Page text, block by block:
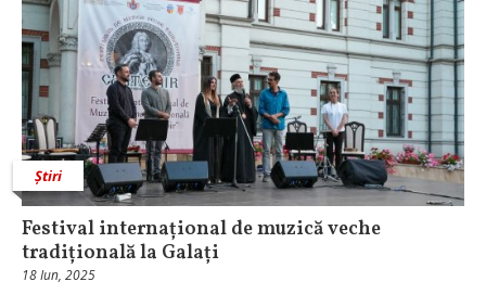
Știri
Festival internațional de muzică veche
tradițională la Galați
18 Iun, 2025